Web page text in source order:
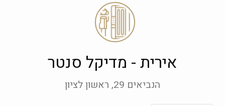
אירית - מדיקל סנטר
הנביאים 29, ראשון לציון